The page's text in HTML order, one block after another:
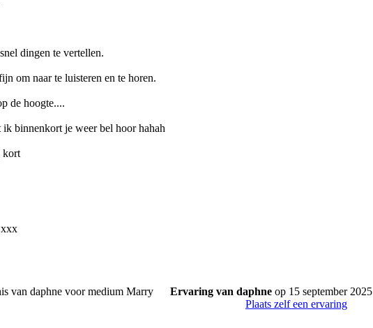
dingen te vertellen.
om naar te luisteren en te horen.
de hoogte....
ik binnenkort je weer bel hoor hahah
kort
Ervaring van daphne op 15 september 2025
Plaats zelf een ervaring